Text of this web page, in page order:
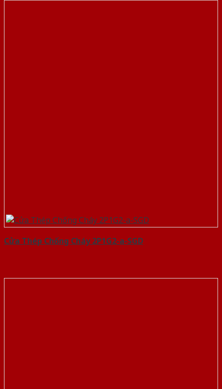
Cửa Thép Chống Cháy 2P1G2-a-SGD